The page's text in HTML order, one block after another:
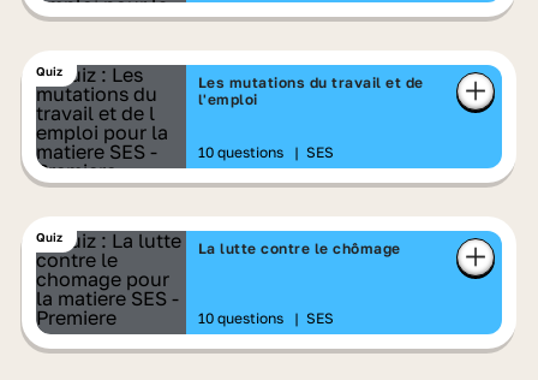
Quiz
Les mutations du travail et de
l'emploi
10 questions | SES
Quiz
La lutte contre le chômage
10 questions | SES